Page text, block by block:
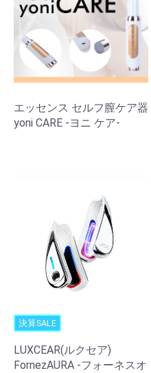
エッセンス セルフ膣ケア器
yoni CARE -ヨニ ケア-
決算SALE
LUXCEAR(ルクセア)
FornezAURA -フォーネスオ